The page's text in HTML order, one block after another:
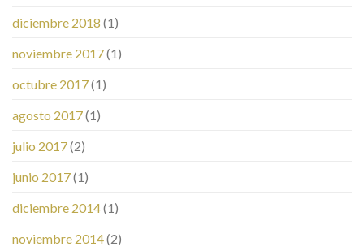
diciembre 2018 (1)
noviembre 2017(1)
octubre 2017(1)
agosto 2017(1)
julio 2017(2)
junio 2017(1)
diciembre 2014(1)
noviembre 2014(2)